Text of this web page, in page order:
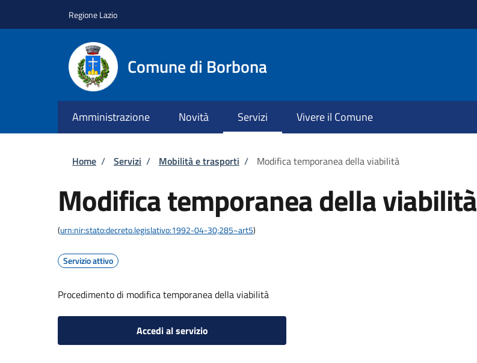
Regione Lazio
Comune di Borbona
Amministrazione Novità Servizi Vivere il Comune
Briciole di pane
Home / Servizi / Mobilità e trasporti / Modifica temporanea della viabilità
Modifica temporanea della viabilità
(urn:nir:stato:decreto.legislativo:1992-04-30;285~art5)
Servizio attivo
Procedimento di modifica temporanea della viabilità
Accedi al servizio